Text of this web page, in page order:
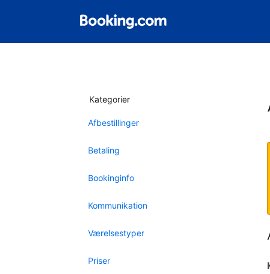
Kategorier
Afbestillinger
Betaling
Bookinginfo
Kommunikation
Værelsestyper
Priser